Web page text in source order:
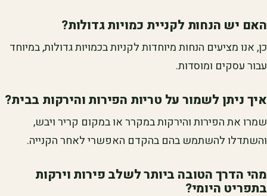
האם יש הנחות לקניית כמויות גדולות?
כן, אנו מציעים הנחות מיוחדות לקניות בכמויות גדולות, במיוחד
עבור עסקים ומוסדות.
איך ניתן לשמור על טריות הפירות והירקות בבית?
שמרו את הפירות והירקות במקרר או במקום קריר ויבש,
והשתדלו להשתמש בהם בהקדם האפשרי לאחר הקנייה.
מהי הדרך הטובה ביותר לשלב פירות וירקות
בתפריט היומי?